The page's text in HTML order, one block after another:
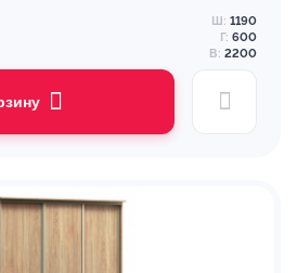
Ш: 1190
Г: 600
В: 2200